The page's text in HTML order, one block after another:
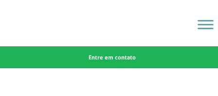
Entre em contato